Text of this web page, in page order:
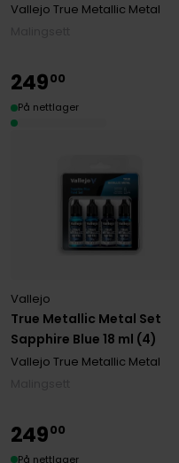
Vallejo True Metallic Metal
True Metallic Metal Set
Sapphire Blue 18 ml (4)
Vallejo
Vallejo True Metallic Metal
24900
På nettlager
24900
På nettlager